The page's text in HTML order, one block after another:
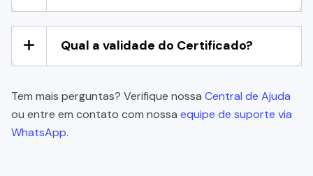
Qual a validade do Certificado?
Tem mais perguntas? Verifique nossa Central de Ajuda
ou entre em contato com nossa equipe de suporte via
WhatsApp.